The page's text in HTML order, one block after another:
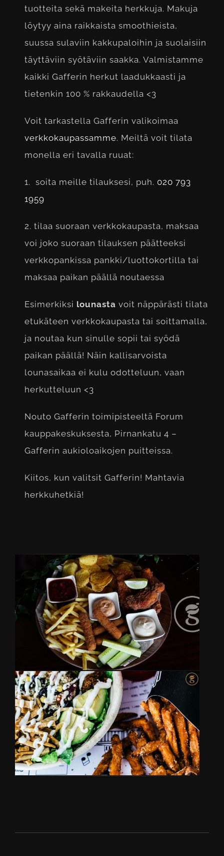
tuotteita sekä makeita herkkuja. Makuja
löytyy aina raikkaista smoothieista,
suussa sulaviin kakkupaloihin ja suolaisiin
täyttäviin syötäviin saakka. Valmistamme
kaikki Gafferin herkut laadukkaasti ja
tietenkin 100 % rakkaudella <3
Voit tarkastella Gafferin valikoimaa
verkkokaupassamme. Meiltä voit tilata
monella eri tavalla ruuat:
1. soita meille tilauksesi, puh. 020 793
1959
2. tilaa suoraan verkkokaupasta, maksaa
voi joko suoraan tilauksen päätteeksi
verkkopankissa pankki/luottokortilla tai
maksaa paikan päällä noutaessa
Esimerkiksi lounastavoit näppärästi tilata
etukäteen verkkokaupasta tai soittamalla,
ja noutaa kun sinulle sopii tai syödä
paikan päällä! Näin kallisarvoista
lounasaikaa ei kulu odotteluun, vaan
herkutteluun <3
Nouto Gafferin toimipisteeltä Forum
kauppakeskuksesta, Pirnankatu 4 –
Gafferin aukioloaikojen puitteissa.
Kiitos, kun valitsit Gafferin! Mahtavia
herkkuhetkiä!